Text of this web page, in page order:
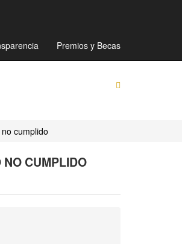
Premios y Becas
Directorio Preguntas Frecuentes
cumplido
CUMPLIDO